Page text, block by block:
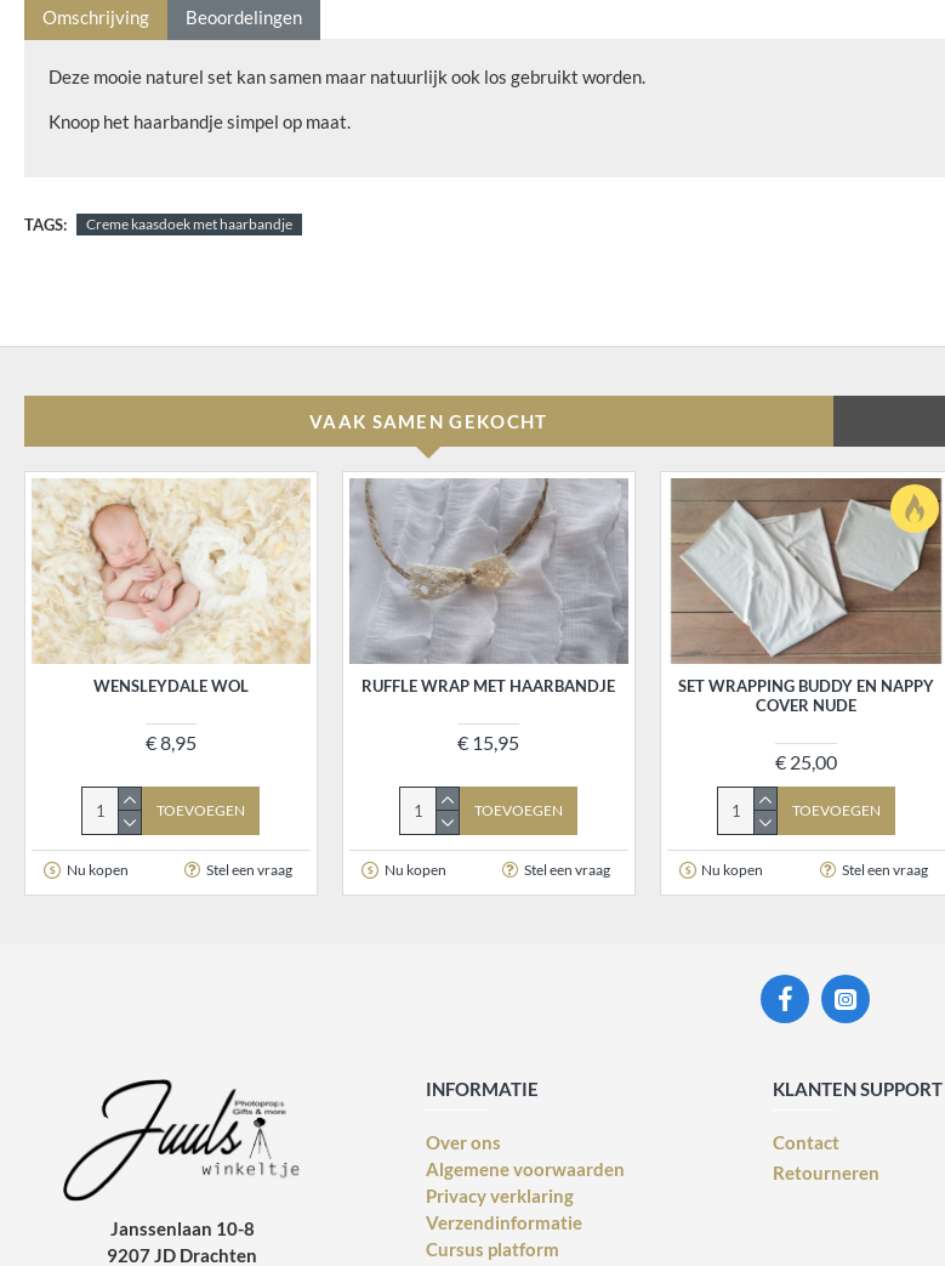
Omschrijving Beoordelingen
Deze mooie naturel set kan samen maar natuurlijk ook los gebruikt worden.
Knoop het haarbandje simpel op maat.
TAGS: Creme kaasdoek met haarbandje
VAAK SAMEN GEKOCHT
WENSLEYDALE WOL
€ 8,95
TOEVOEGEN
Nu kopen Stel een vraag
RUFFLE WRAP MET HAARBANDJE
€ 15,95
TOEVOEGEN
Nu kopen Stel een vraag
SET WRAPPING BUDDY EN NAPPY
COVER NUDE
€ 25,00
TOEVOEGEN
Nu kopen Stel een vraag
Janssenlaan 10-8
9207 JD Drachten
INFORMATIE
Over ons
Algemene voorwaarden
Privacy verklaring
Verzendinformatie
Cursus platform
KLANTEN SUPPORT
Contact
Retourneren